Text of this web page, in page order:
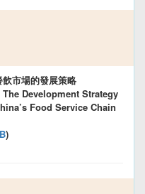
市場的發展策略
Development Strategy
Food Service Chain
)